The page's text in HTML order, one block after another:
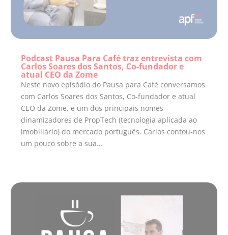
Podcast Pausa Para Café traz entrevista com
Carlos Soares dos Santos, Co-fundador e
atual CEO da Zome
Neste novo episódio do Pausa para Café conversamos
com Carlos Soares dos Santos, Co-fundador e atual
CEO da Zome, e um dos principais nomes
dinamizadores de PropTech (tecnologia aplicada ao
imobiliário) do mercado português. Carlos contou-nos
um pouco sobre a sua...